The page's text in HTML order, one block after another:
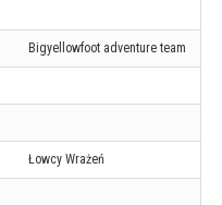
Bigyellowfoot adventure team
Łowcy Wrażeń